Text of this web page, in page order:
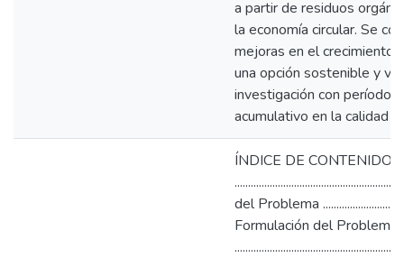
a partir de residuos
la economía circular. Se
mejoras en el crecimiento
una opción sostenible y
investigación con
acumulativo en la calidad
ÍNDICE DE
del Problema
Formulación del Problema